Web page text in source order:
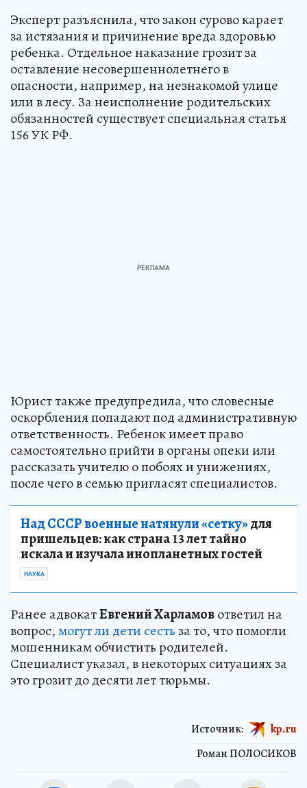
Эксперт разъяснила, что закон сурово карает
за истязания и причинение вреда здоровью
ребенка. Отдельное наказание грозит за
оставление несовершеннолетнего в
опасности, например, на незнакомой улице
или в лесу. За неисполнение родительских
обязанностей существует специальная статья
156 УК РФ.
Юрист также предупредила, что словесные
оскорбления попадают под административную
ответственность. Ребенок имеет право
самостоятельно прийти в органы опеки или
рассказать учителю о побоях и унижениях,
после чего в семью пригласят специалистов.
Над СССР военные натянули «сетку»для
пришельцев: как страна 13 лет тайно
искала и изучала инопланетных гостей
НАУКА
Ранее адвокатЕвгений Харламовответил на
вопрос,могут ли дети сесть за то, что помогли
мошенникам обчистить родителей.
Специалист указал, в некоторых ситуациях за
это грозит до десяти лет тюрьмы.
Роман ПОЛОСИКОВ
Источник: kp.ru